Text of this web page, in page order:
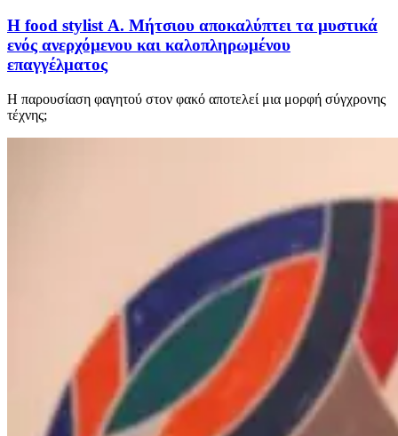
Η food stylist Α. Μήτσιου αποκαλύπτει τα μυστικά
ενός ανερχόμενου και καλοπληρωμένου
επαγγέλματος
Η παρουσίαση φαγητού στον φακό αποτελεί μια μορφή σύγχρονης
τέχνης;